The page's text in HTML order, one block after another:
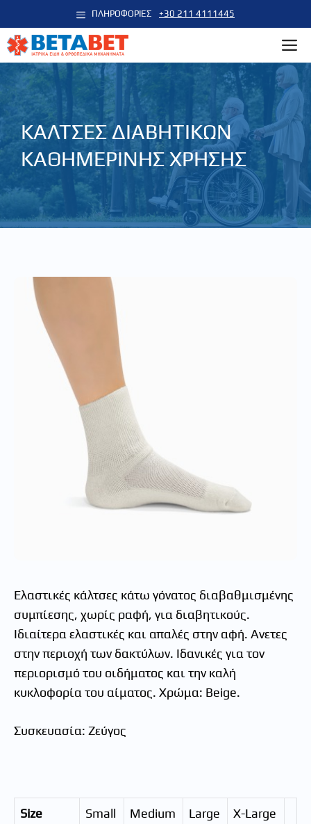
σε
περιεχόμενο
+30 211 4111445
ΠΛΗΡΟΦΟΡΙΕΣ
KAΛΤΣΕΣ ΔΙΑΒΗΤΙΚΩΝ
KAΘΗΜΕΡΙΝΗΣ ΧΡΗΣΗΣ
Ελαστικές κάλτσες κάτω γόνατος διαβαθμισμένης
συμπίεσης, χωρίς ραφή, για διαβητικούς.
Ιδιαίτερα ελαστικές και απαλές στην αφή. Ανετες
στην περιοχή των δακτύλων. Ιδανικές για τον
περιορισμό του οιδήματος και την καλή
κυκλοφορία του αίματος. Χρώμα: Beige.
Συσκευασία: Ζεύγος
Size Small Medium Large X-Large